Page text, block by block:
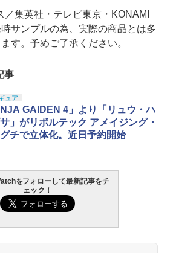
／集英社・テレビ東京・KONAMI
サンプルの為、実際の商品とは多
す。予めご了承ください。
事
ュア
GAIDEN 4」より「リュウ・ハ
」がリボルテック アメイジング・
チで立体化。近日予約開始
をフォローして最新記事をチ
ェック！